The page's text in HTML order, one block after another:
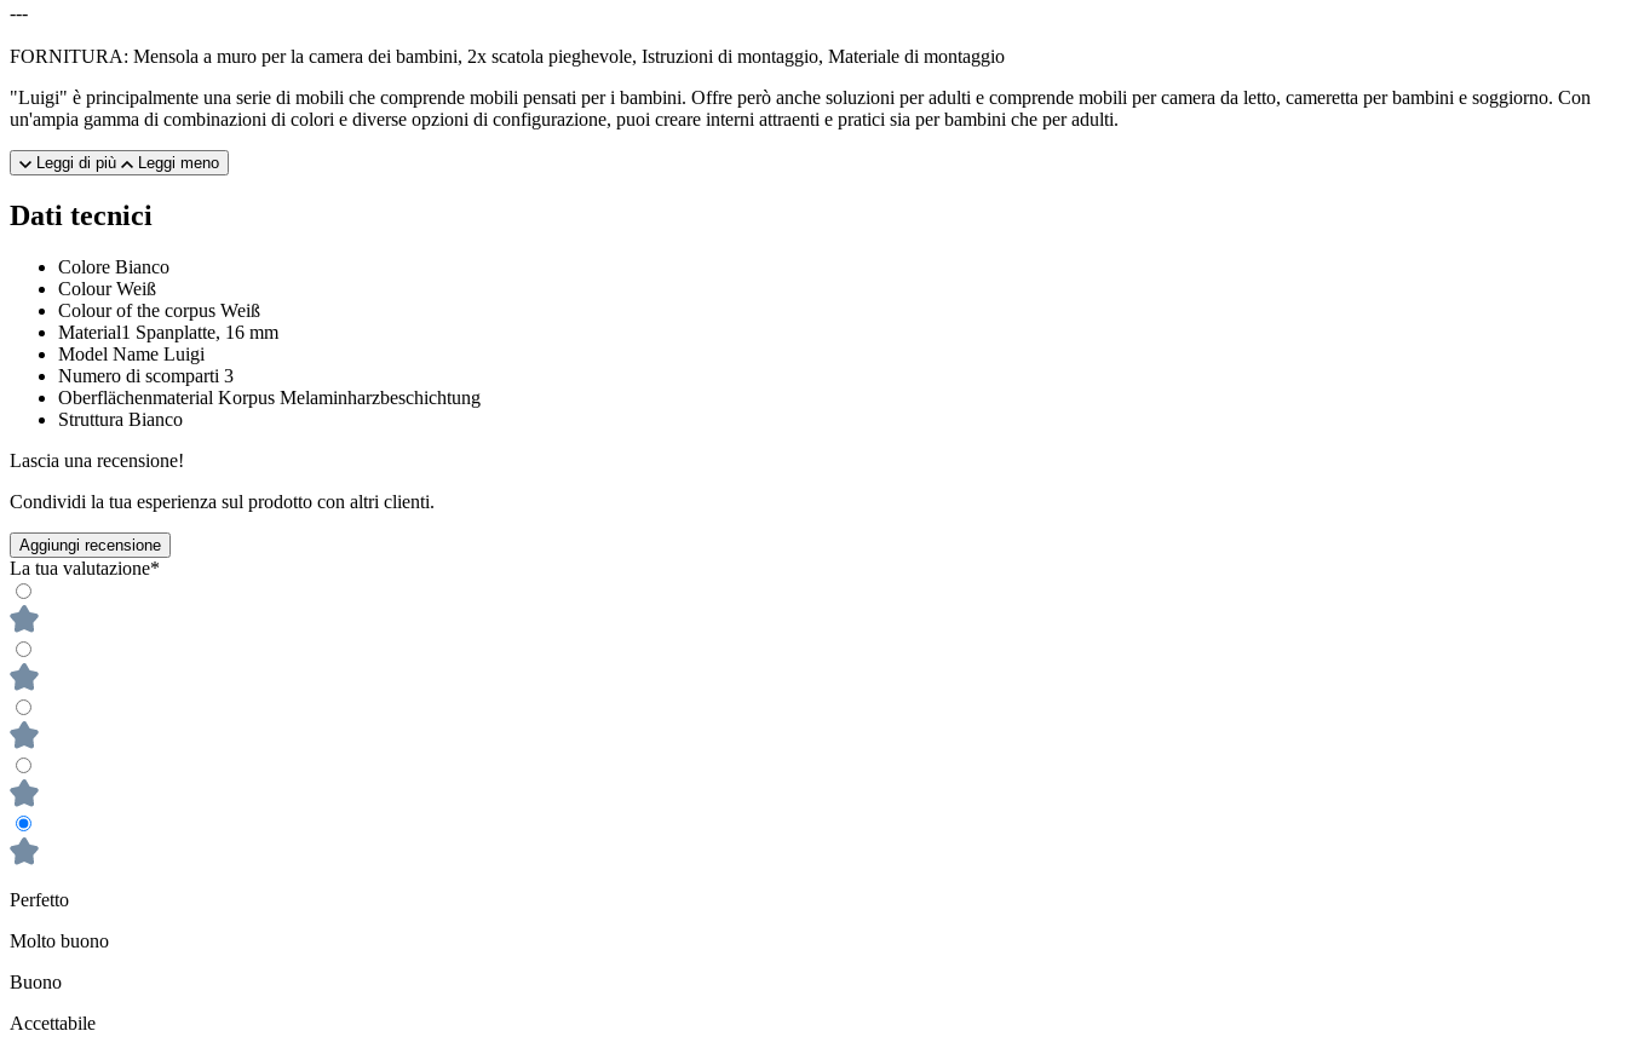
---
FORNITURA: Mensola a muro per la camera dei bambini, 2x scatola pieghevole, Istruzioni di montaggio, Materiale di montaggio
"Luigi" è principalmente una serie di mobili che comprende mobili pensati per i bambini. Offre però anche soluzioni per adulti e comprende mobili per camera da letto, cameretta per bambini e soggiorno. Con
un'ampia gamma di combinazioni di colori e diverse opzioni di configurazione, puoi creare interni attraenti e pratici sia per bambini che per adulti.
Leggi di più Leggi meno
Dati tecnici
Colore Bianco
Colour Weiß
Colour of the corpus Weiß
Material1 Spanplatte, 16 mm
Model Name Luigi
Numero di scomparti 3
Oberflächenmaterial Korpus Melaminharzbeschichtung
Struttura Bianco
Lascia una recensione!
Condividi la tua esperienza sul prodotto con altri clienti.
Aggiungi recensione
La tua valutazione*
Perfetto
Molto buono
Buono
Accettabile